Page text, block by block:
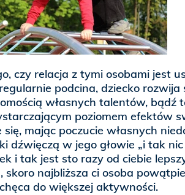
czy relacja z tymi osobami jest
podcina, dziecko rozwija
własnych talentów, bądź
poziomem efektów
mając poczucie własnych
dźwięczą w jego głowie „i tak
i tak jest sto razy od ciebie
skoro najbliższa ci osoba
do większej aktywności.